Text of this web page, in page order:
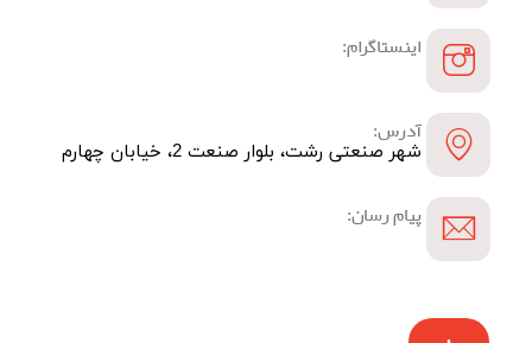
اینستاگرام:
آدرس:
شهر صنعتی رشت، بلوار صنعت 2، خیابان چهارم
پیام رسان: